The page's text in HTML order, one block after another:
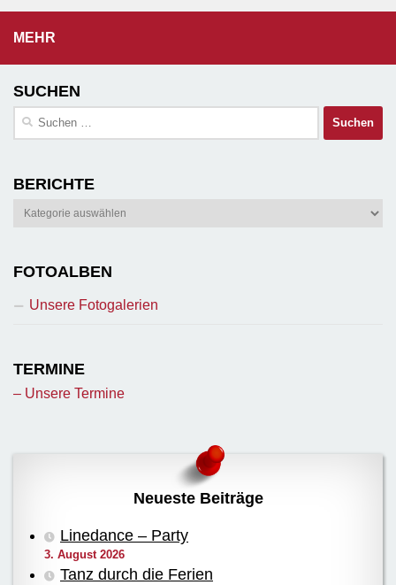
MEHR
SUCHEN
Suchen
BERICHTE
Berichte
FOTOALBEN
Unsere Fotogalerien
TERMINE
– Unsere Termine
Neueste Beiträge
Linedance – Party
3. August 2026
Tanz durch die Ferien